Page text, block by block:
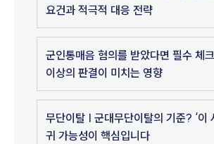
요건과 적극적 대응 전략
군인통매음 혐의를 받았다면 필수 체
이상의 판결이 미치는 영향
무단이탈 | 군대무단이탈의 기준? ‘이
귀 가능성이 핵심입니다